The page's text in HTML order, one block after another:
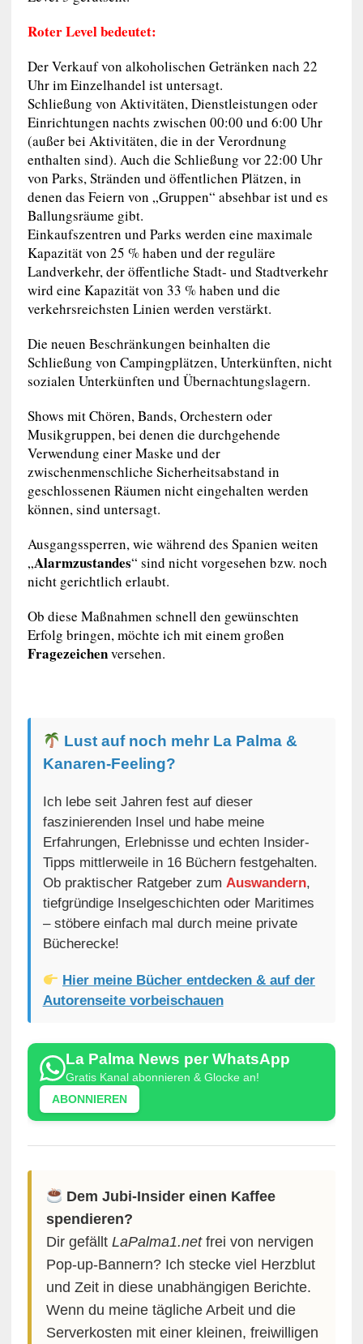
Roter Level bedeutet:
Der Verkauf von alkoholischen Getränken nach 22
Uhr im Einzelhandel ist untersagt.
Schließung von Aktivitäten, Dienstleistungen oder
Einrichtungen nachts zwischen 00:00 und 6:00 Uhr
(außer bei Aktivitäten, die in der Verordnung
enthalten sind). Auch die Schließung vor 22:00 Uhr
von Parks, Stränden und öffentlichen Plätzen, in
denen das Feiern von „Gruppen“ absehbar ist und es
Ballungsräume gibt.
Einkaufszentren und Parks werden eine maximale
Kapazität von 25 % haben und der reguläre
Landverkehr, der öffentliche Stadt- und Stadtverkehr
wird eine Kapazität von 33 % haben und die
verkehrsreichsten Linien werden verstärkt.
Die neuen Beschränkungen beinhalten die
Schließung von Campingplätzen, Unterkünften, nicht
sozialen Unterkünften und Übernachtungslagern.
Shows mit Chören, Bands, Orchestern oder
Musikgruppen, bei denen die durchgehende
Verwendung einer Maske und der
zwischenmenschliche Sicherheitsabstand in
geschlossenen Räumen nicht eingehalten werden
können, sind untersagt.
Ausgangssperren, wie während des Spanien weiten
„Alarmzustandes“ sind nicht vorgesehen bzw. noch
nicht gerichtlich erlaubt.
Ob diese Maßnahmen schnell den gewünschten
Erfolg bringen, möchte ich mit einem großen
Fragezeichenversehen.
Lust auf noch mehr La Palma &
Kanaren-Feeling?
Ich lebe seit Jahren fest auf dieser
faszinierenden Insel und habe meine
Erfahrungen, Erlebnisse und echten Insider-
Tipps mittlerweile in 16 Büchern festgehalten.
Ob praktischer Ratgeber zum Auswandern,
tiefgründige Inselgeschichten oder Maritimes
– stöbere einfach mal durch meine private
Bücherecke!
Hier meine Bücher entdecken & auf der
Autorenseite vorbeischauen
La Palma News per WhatsApp
Gratis Kanal abonnieren & Glocke an!
ABONNIEREN
Dem Jubi-Insider einen Kaffee
spendieren?
Dir gefällt LaPalma1.netfrei von nervigen
Pop-up-Bannern? Ich stecke viel Herzblut
und Zeit in diese unabhängigen Berichte.
Wenn du meine tägliche Arbeit und die
Serverkosten mit einer kleinen, freiwilligen